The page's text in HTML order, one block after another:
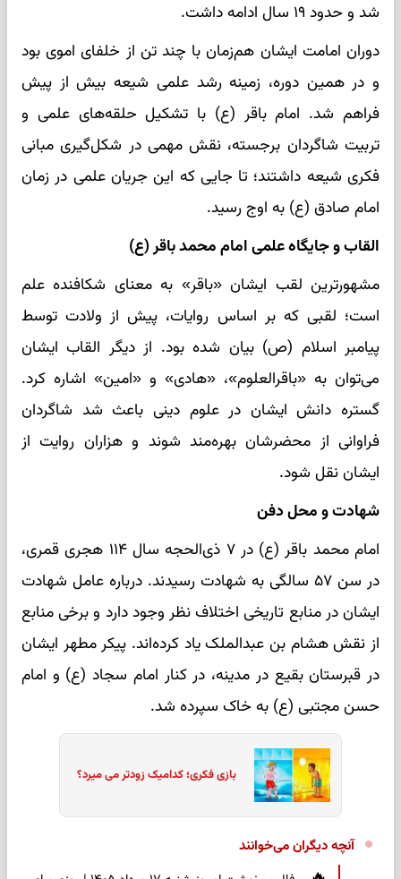
شد و حدود ۱۹ سال ادامه داشت.
دوران امامت ایشان هم‌زمان با چند تن از خلفای اموی بود
و در همین دوره، زمینه رشد علمی شیعه بیش از پیش
فراهم شد. امام باقر (ع) با تشکیل حلقه‌های علمی و
تربیت شاگردان برجسته، نقش مهمی در شکل‌گیری مبانی
فکری شیعه داشتند؛ تا جایی که این جریان علمی در زمان
امام صادق (ع) به اوج رسید.
القاب و جایگاه علمی امام محمد باقر (ع)
مشهورترین لقب ایشان «باقر» به معنای شکافنده علم
است؛ لقبی که بر اساس روایات، پیش از ولادت توسط
پیامبر اسلام (ص) بیان شده بود. از دیگر القاب ایشان
می‌توان به «باقرالعلوم»، «هادی» و «امین» اشاره کرد.
گستره دانش ایشان در علوم دینی باعث شد شاگردان
فراوانی از محضرشان بهره‌مند شوند و هزاران روایت از
ایشان نقل شود.
شهادت و محل دفن
امام محمد باقر (ع) در ۷ ذی‌الحجه سال ۱۱۴ هجری قمری،
در سن ۵۷ سالگی به شهادت رسیدند. درباره عامل شهادت
ایشان در منابع تاریخی اختلاف نظر وجود دارد و برخی منابع
از نقش هشام بن عبدالملک یاد کرده‌اند. پیکر مطهر ایشان
در قبرستان بقیع در مدینه، در کنار امام سجاد (ع) و امام
حسن مجتبی (ع) به خاک سپرده شد.
بازی فکری؛ کدامیک زودتر می میرد؟
آنچه دیگران می‌خوانند